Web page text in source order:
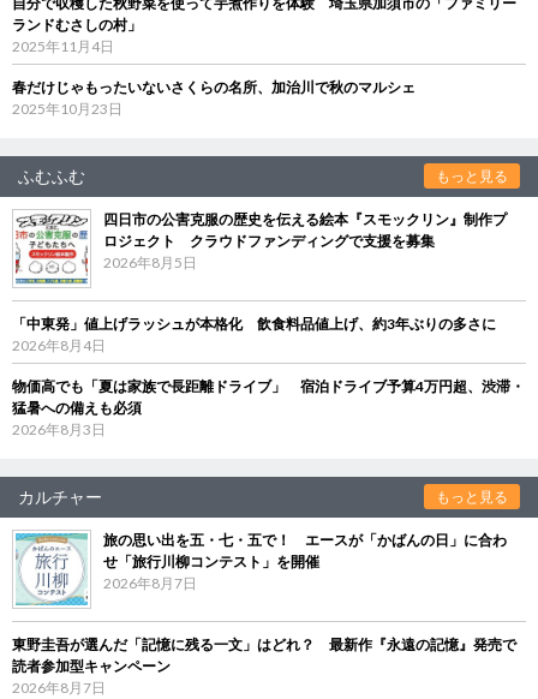
ランドむさしの村」
2025年11月4日
春だけじゃもったいないさくらの名所、加治川で秋のマルシェ
2025年10月23日
ふむふむ もっと見る
四日市の公害克服の歴史を伝える絵本『スモックリン』制作プ
ロジェクト クラウドファンディングで支援を募集
2026年8月5日
「中東発」値上げラッシュが本格化 飲食料品値上げ、約3年ぶりの多さに
2026年8月4日
物価高でも「夏は家族で長距離ドライブ」 宿泊ドライブ予算4万円超、渋滞・
猛暑への備えも必須
2026年8月3日
カルチャー もっと見る
旅の思い出を五・七・五で！ エースが「かばんの日」に合わ
せ「旅行川柳コンテスト」を開催
2026年8月7日
東野圭吾が選んだ「記憶に残る一文」はどれ？ 最新作『永遠の記憶』発売で
読者参加型キャンペーン
2026年8月7日